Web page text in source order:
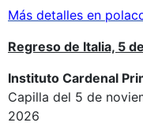
Más detalles en
Regreso de Italia, 5
Instituto Cardenal
Capilla del 5 de
2026